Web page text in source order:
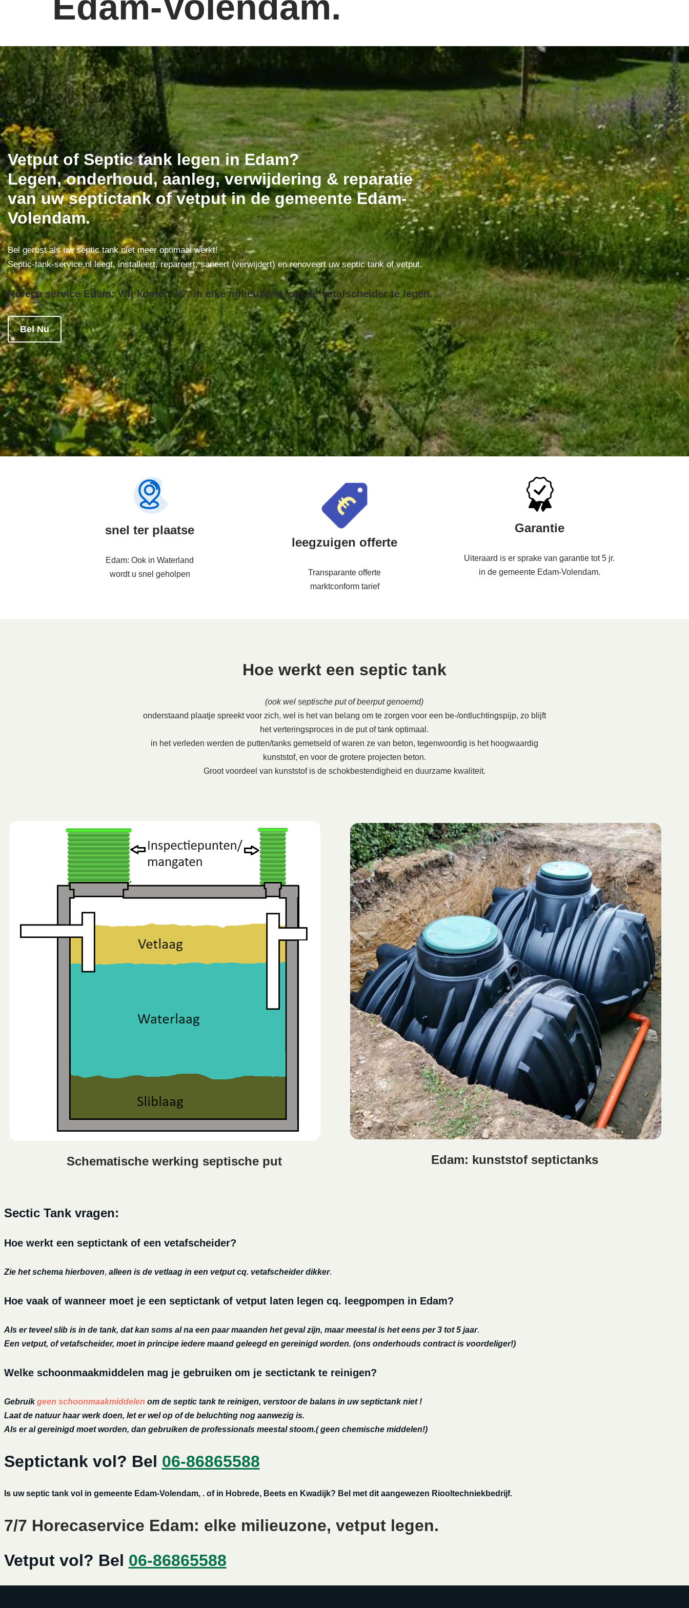
Vetput of Septic tank legen in Edam?
Legen, onderhoud, aanleg, verwijdering & reparatie
van uw septictank of vetput in de gemeente Edam-
Volendam.
Bel gerust als uw septic tank niet meer optimaal werkt!
Septic-tank-service.nl leegt, installeert, repareert, saneert (verwijdert) en renoveert uw septic tank of vetput.
Horeca service Edam: Wij komen 7/7, in elke milieuzone, om de vetafscheider te legen.
Bel Nu
snel ter plaatse
Edam: Ook in Waterland
wordt u snel geholpen
leegzuigen offerte
Transparante offerte
marktconform tarief
Garantie
Uiteraard is er sprake van garantie tot 5 jr.
in de gemeente Edam-Volendam.
Hoe werkt een septic tank
(ook wel septische put of beerput genoemd)
onderstaand plaatje spreekt voor zich, wel is het van belang om te zorgen voor een be-/ontluchtingspijp, zo blijft
het verteringsproces in de put of tank optimaal.
in het verleden werden de putten/tanks gemetseld of waren ze van beton, tegenwoordig is het hoogwaardig
kunststof, en voor de grotere projecten beton.
Groot voordeel van kunststof is de schokbestendigheid en duurzame kwaliteit.
Schematische werking septische put Edam: kunststof septictanks
Sectic Tank vragen:
Hoe werkt een septictank of een vetafscheider?
Zie het schema hierboven, alleen is de vetlaag in een vetput cq. vetafscheider dikker.
Hoe vaak of wanneer moet je een septictank of vetput laten legen cq. leegpompen in Edam?
Als er teveel slib is in de tank, dat kan soms al na een paar maanden het geval zijn, maar meestal is het eens per 3 tot 5 jaar.
Een vetput, of vetafscheider, moet in principe iedere maand geleegd en gereinigd worden. (ons onderhouds contract is voordeliger!)
Welke schoonmaakmiddelen mag je gebruiken om je sectictank te reinigen?
Gebruikgeen schoonmaakmiddelen om de septic tank te reinigen, verstoor de balans in uw septictank niet !
Laat de natuur haar werk doen, let er wel op of de beluchting nog aanwezig is.
Als er al gereinigd moet worden, dan gebruiken de professionals meestal stoom.( geen chemische middelen!)
Septictank vol? Bel 06-86865588
Is uw septic tank vol in gemeente Edam-Volendam, . of in Hobrede, Beets en Kwadijk? Bel met dit aangewezen Riooltechniekbedrijf.
7/7 Horecaservice Edam: elke milieuzone, vetput legen.
Vetput vol? Bel 06-86865588